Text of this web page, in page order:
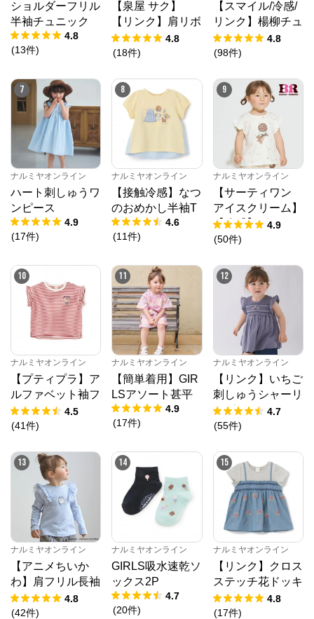
ショルダーフリル
半袖チュニック
4.8
(13件)
【泉屋 サク】
【リンク】肩リボ
ンフラワーキャッ
トワンピース
4.8
(18件)
【スマイル/冷感/
リンク】楊柳チュ
ニック
4.8
(98件)
7
ナルミヤオンライン
ハート刺しゅうワ
ンピース
4.9
(17件)
8
ナルミヤオンライン
【接触冷感】なつ
のおめかし半袖T
4.6
(11件)
9
ナルミヤオンライン
【サーティワン
アイスクリーム】
【冷感】グラフィ
ック半袖Tシャツ
4.9
(50件)
10
ナルミヤオンライン
【プティプラ】ア
ルファベット袖フ
リルTシャツ
4.5
(41件)
11
ナルミヤオンライン
【簡単着用】GIR
LSアソート甚平
4.9
(17件)
12
ナルミヤオンライン
【リンク】いちご
刺しゅうシャーリ
ングチュニック
4.7
(55件)
13
ナルミヤオンライン
【アニメちいか
わ】肩フリル長袖
Tシャツ
4.8
(42件)
14
ナルミヤオンライン
GIRLS吸水速乾ソ
ックス2P
4.7
(20件)
15
ナルミヤオンライン
【リンク】クロス
ステッチ花ドッキ
ングTシャツ
4.8
(17件)
ナルミヤオンライン
公式ECサイト
※外部サイトが開きます
ナルミヤオンラインからのコメント
ナルミヤオンライン公式通販ショップ。人気子供服メ
ゾピアノ、プティマイン、ラブトキシック、アナスイ
ミニ等、全ブランド、全商品をご覧いただけます。